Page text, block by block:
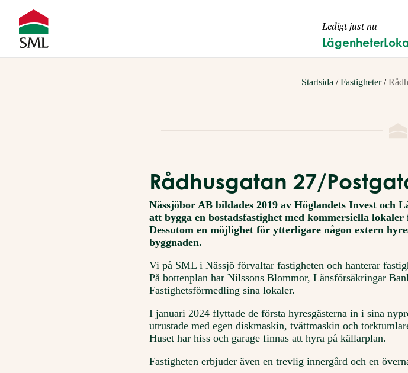
Ledigt just nu
Lägenheter
Startsida /Fastigheter/
Rådhusgatan 27/
Nässjöbor AB bildades 2019 av Höglandets Invest och
att bygga en bostadsfastighet med kommersiella
Dessutom en möjlighet för ytterligare någon extern
byggnaden.
Vi på SML i Nässjö förvaltar fastigheten och hanterar
På bottenplan har Nilssons Blommor, Länsförsäkringar
Fastighetsförmedling sina lokaler.
I januari 2024 flyttade de första hyresgästerna in i sina
utrustade med egen diskmaskin, tvättmaskin och
Huset har hiss och garage finnas att hyra på källarplan.
Fastigheten erbjuder även en trevlig innergård och en